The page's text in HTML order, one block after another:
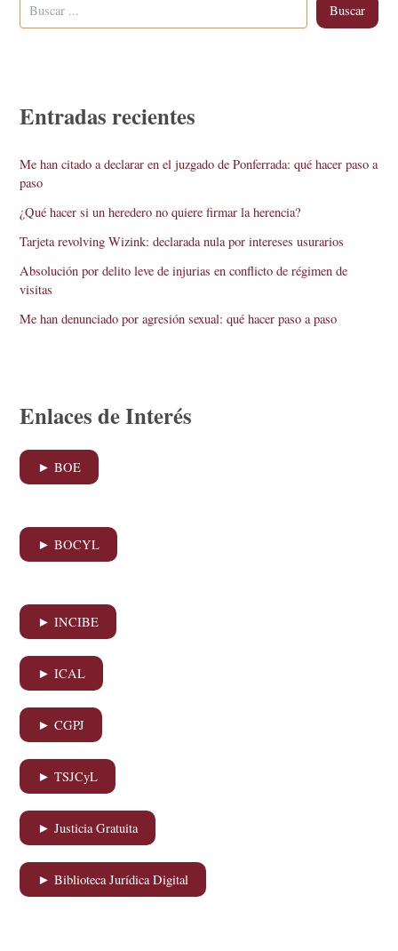
Buscar
Entradas recientes
Me han citado a declarar en el juzgado de Ponferrada: qué hacer paso a
paso
¿Qué hacer si un heredero no quiere firmar la herencia?
Tarjeta revolving Wizink: declarada nula por intereses usurarios
Absolución por delito leve de injurias en conflicto de régimen de
visitas
Me han denunciado por agresión sexual: qué hacer paso a paso
Enlaces de Interés
► BOE
► BOCYL
► INCIBE
► ICAL
► CGPJ
► TSJCyL
► Justicia Gratuita
► Biblioteca Jurídica Digital